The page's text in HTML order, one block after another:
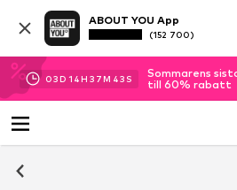
ABOUT YOU App
(152 700)
03D 14H 37M 42 S
Sommarens
till 60% rabatt